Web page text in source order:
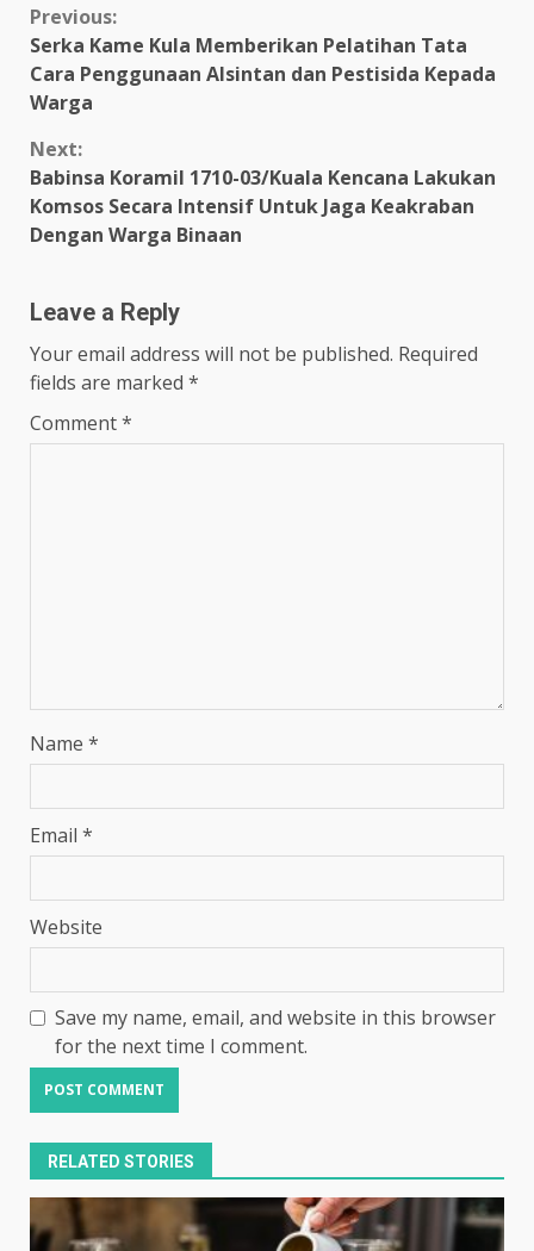
Continue
Reading
Previous:
Serka Kame Kula Memberikan Pelatihan Tata
Cara Penggunaan Alsintan dan Pestisida Kepada
Warga
Next:
Babinsa Koramil 1710-03/Kuala Kencana Lakukan
Komsos Secara Intensif Untuk Jaga Keakraban
Dengan Warga Binaan
Leave a Reply
Your email address will not be published. Required
fields are marked *
Comment*
Name *
Email *
Website
Save my name, email, and website in this browser
for the next time I comment.
RELATED STORIES